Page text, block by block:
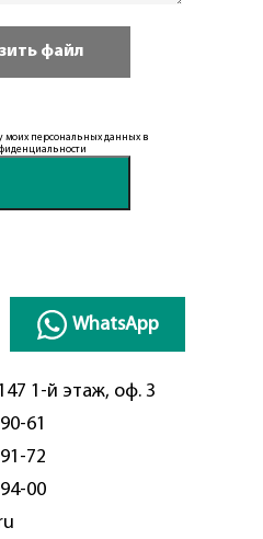
моих персональных данных в
WhatsApp
1-й этаж, оф. 3
61
72
00